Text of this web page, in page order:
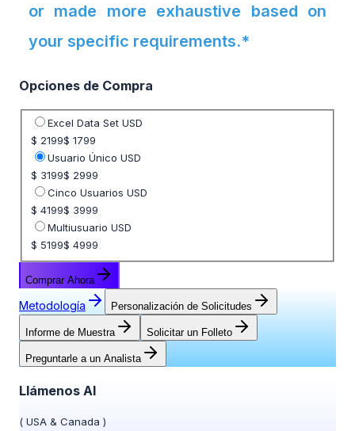
or made more exhaustive based on
your specific requirements.*
Opciones de Compra
Seleccione opción de precio
Excel Data Set USD
$ 2199$ 1799
Usuario Único USD
$ 3199$ 2999
Cinco Usuarios USD
$ 4199$ 3999
Multiusuario USD
$ 5199$ 4999
Comprar Ahora
Metodología Personalización de Solicitudes
Informe de Muestra Solicitar un Folleto
Preguntarle a un Analista
Llámenos Al
( USA & Canada )